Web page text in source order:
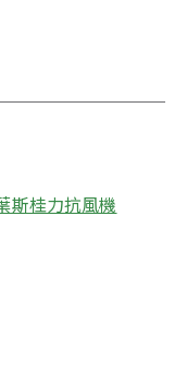
斯桂力抗風機